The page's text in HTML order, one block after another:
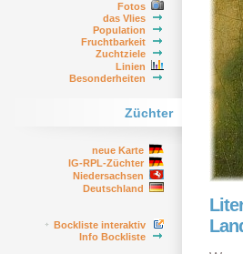
Fotos
das Vlies
Population
Fruchtbarkeit
Zuchtziele
Linien
Besonderheiten
Züchter
neue Karte
IG-RPL-Züchter
Niedersachsen
Deutschland
Bockliste interaktiv
Info Bockliste